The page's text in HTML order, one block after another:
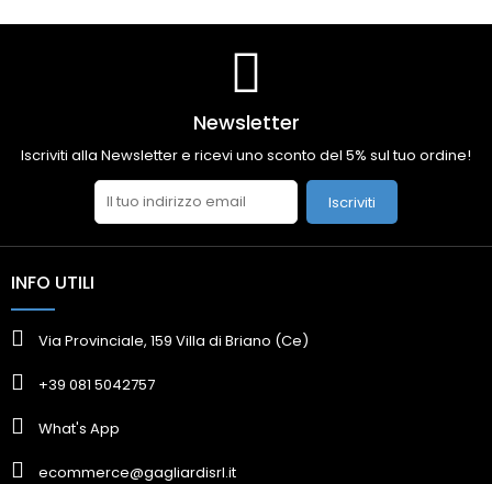
Newsletter
Iscriviti alla Newsletter e ricevi uno sconto del 5% sul tuo ordine!
Iscriviti
INFO UTILI
Via Provinciale, 159 Villa di Briano (Ce)
+39 081 5042757
What's App
ecommerce@gagliardisrl.it